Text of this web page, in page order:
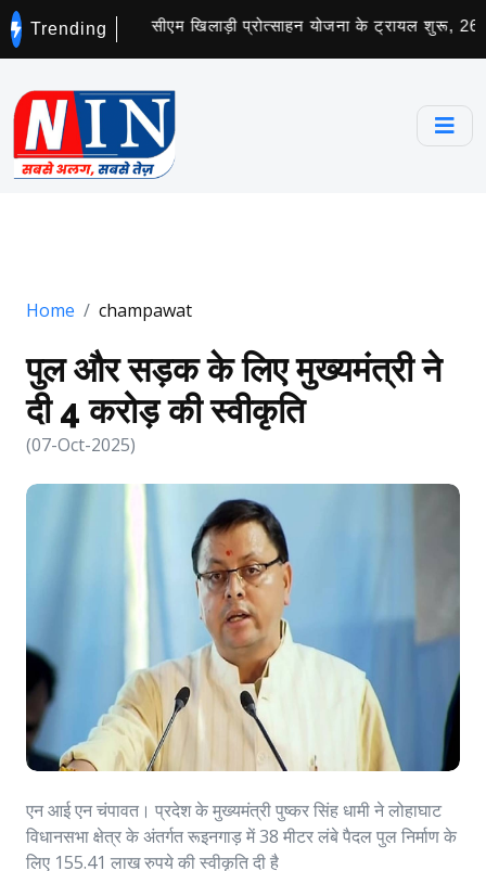
Trending
का चयन सीएम खिलाड़ी प्रोत्साहन योजना के ट्रायल शुरू, 268 ने
Home champawat
पुल और सड़क के लिए मुख्यमंत्री ने
दी 4 करोड़ की स्वीकृति
(07-Oct-2025)
एन आई एन चंपावत। प्रदेश के मुख्यमंत्री पुष्कर सिंह धामी ने लोहाघाट
विधानसभा क्षेत्र के अंतर्गत रूइनगाड़ में 38 मीटर लंबे पैदल पुल निर्माण के
लिए 155.41 लाख रुपये की स्वीकृति दी है